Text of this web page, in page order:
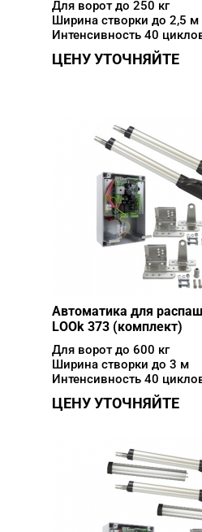
Для ворот до 250 кг
Ширина створки до 2,5 м
Интенсивность 40
ЦЕНУ УТОЧНЯЙТЕ
Автоматика для
LOOk 373 (комплект)
Для ворот до 600 кг
Ширина створки до 3 м
Интенсивность 40
ЦЕНУ УТОЧНЯЙТЕ